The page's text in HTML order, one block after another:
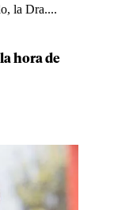
la Dra....
hora de